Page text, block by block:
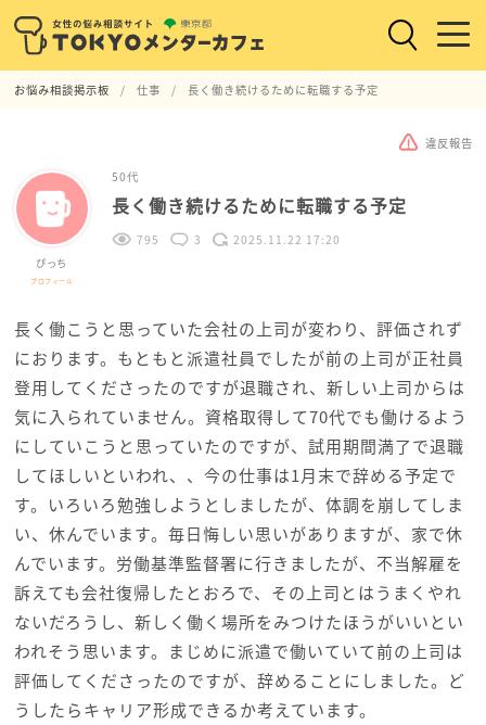
お悩み相談掲示板 仕事 長く働き続けるために転職する予定
違反報告
ぴっち
プロフィール
50代
長く働き続けるために転職する予定
795 3 2025.11.22 17:20
長く働こうと思っていた会社の上司が変わり、評価されず
におります。もともと派遣社員でしたが前の上司が正社員
登用してくださったのですが退職され、新しい上司からは
気に入られていません。資格取得して70代でも働けるよう
にしていこうと思っていたのですが、試用期間満了で退職
してほしいといわれ、、今の仕事は1月末で辞める予定で
す。いろいろ勉強しようとしましたが、体調を崩してしま
い、休んでいます。毎日悔しい思いがありますが、家で休
んでいます。労働基準監督署に行きましたが、不当解雇を
訴えても会社復帰したとおろで、その上司とはうまくやれ
ないだろうし、新しく働く場所をみつけたほうがいいとい
われそう思います。まじめに派遣で働いていて前の上司は
評価してくださったのですが、辞めることにしました。ど
うしたらキャリア形成できるか考えています。